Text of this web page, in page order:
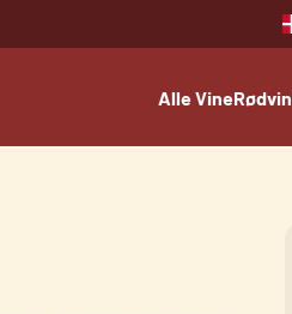
Alle VineRødvin